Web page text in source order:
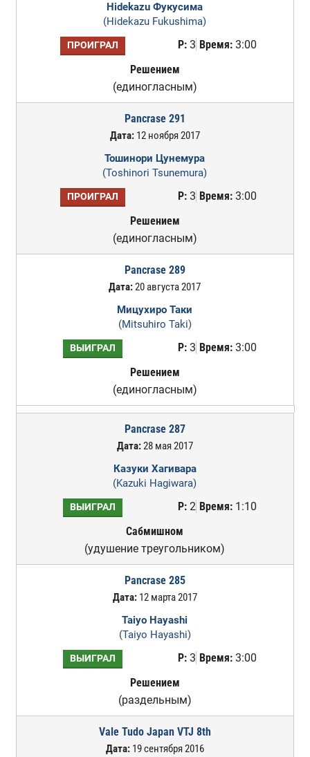
Hidekazu Фукусима
(Hidekazu Fukushima)
ПРОИГРАЛ Р:3 Время:3:00
Решением
(единогласным)
Pancrase 291
Дата:12 ноября 2017
Тошинори Цунемура
(Toshinori Tsunemura)
ПРОИГРАЛ Р:3 Время:3:00
Решением
(единогласным)
Pancrase 289
Дата:20 августа 2017
Мицухиро Таки
(Mitsuhiro Taki)
ВЫИГРАЛ Р:3 Время:3:00
Решением
(единогласным)
Pancrase 287
Дата:28 мая 2017
Казуки Хагивара
(Kazuki Hagiwara)
ВЫИГРАЛ Р:2 Время:1:10
Сабмишном
(удушение треугольником)
Pancrase 285
Дата:12 марта 2017
Taiyo Hayashi
(Taiyo Hayashi)
ВЫИГРАЛ Р:3 Время:3:00
Решением
(раздельным)
Vale Tudo Japan VTJ 8th
Дата:19 сентября 2016